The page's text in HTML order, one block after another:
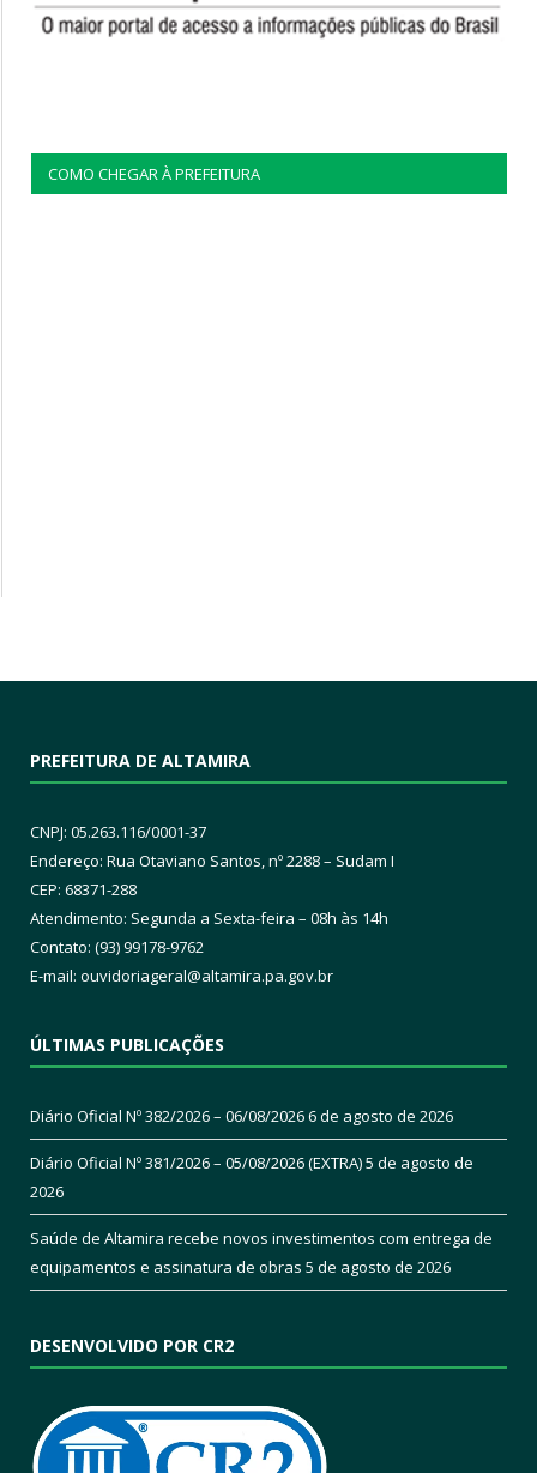
COMO CHEGAR À PREFEITURA
PREFEITURA DE ALTAMIRA
CNPJ: 05.263.116/0001-37
Endereço: Rua Otaviano Santos, nº 2288 – Sudam I
CEP: 68371-288
Atendimento: Segunda a Sexta-feira – 08h às 14h
Contato: (93) 99178-9762
E-mail: ouvidoriageral@altamira.pa.gov.br
ÚLTIMAS PUBLICAÇÕES
Diário Oficial Nº 382/2026 – 06/08/20266 de agosto de 2026
Diário Oficial Nº 381/2026 – 05/08/2026 (EXTRA)5 de agosto de
2026
Saúde de Altamira recebe novos investimentos com entrega de
equipamentos e assinatura de obras 5 de agosto de 2026
DESENVOLVIDO POR CR2